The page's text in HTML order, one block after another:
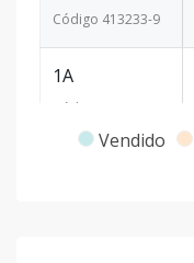
Código 413233-9
1A
Código
Vendido